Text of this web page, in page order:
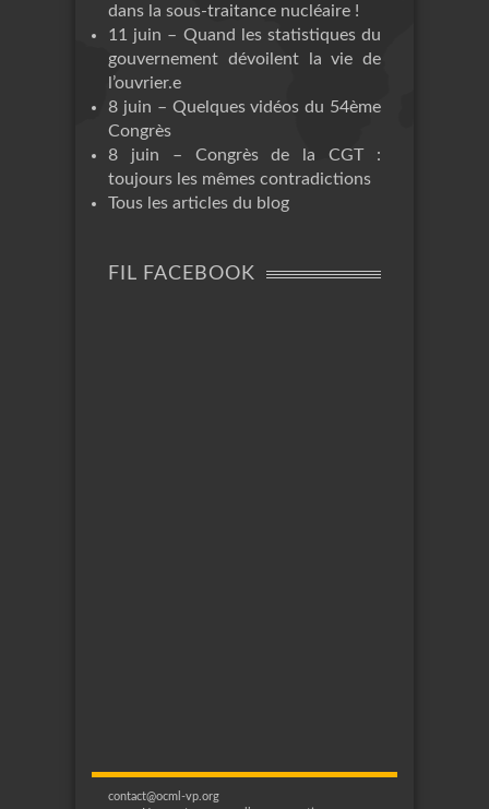
dans la sous-traitance nucléaire !
11 juin – Quand les statistiques du
gouvernement dévoilent la vie de
l’ouvrier.e
8 juin – Quelques vidéos du 54ème
Congrès
8 juin – Congrès de la CGT :
toujours les mêmes contradictions
Tous les articles du blog
FIL FACEBOOK
contact@ocml-vp.org